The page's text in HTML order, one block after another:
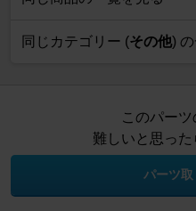
同じカテゴリー (その他)
このパー
難しいと思った
パーツ